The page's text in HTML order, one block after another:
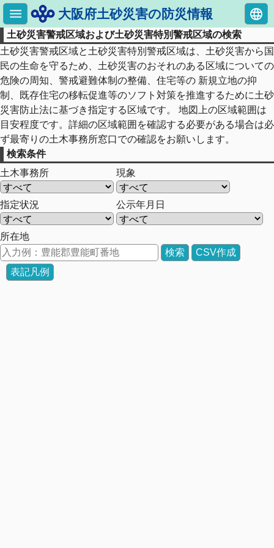
大阪府土砂災害の防災情報
土砂災害警戒区域および土砂災害特別警戒区域の検索
土砂災害警戒区域と土砂災害特別警戒区域は、土砂災害から国
民の生命を守るため、土砂災害のおそれのある区域についての
危険の周知、警戒避難体制の整備、住宅等の 新規立地の抑
制、既存住宅の移転促進等のソフト対策を推進するために土砂
災害防止法に基づき指定する区域です。 地図上の区域範囲は
目安程度です。詳細の区域範囲を確認する必要がある場合は必
ず最寄りの土木事務所窓口での確認をお願いします。
検索条件
土木事務所
現象
指定状況 公示年月日
所在地
検索
CSV作成
表記凡例